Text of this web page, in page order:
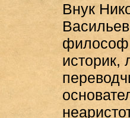
Внук
философ,
историк,